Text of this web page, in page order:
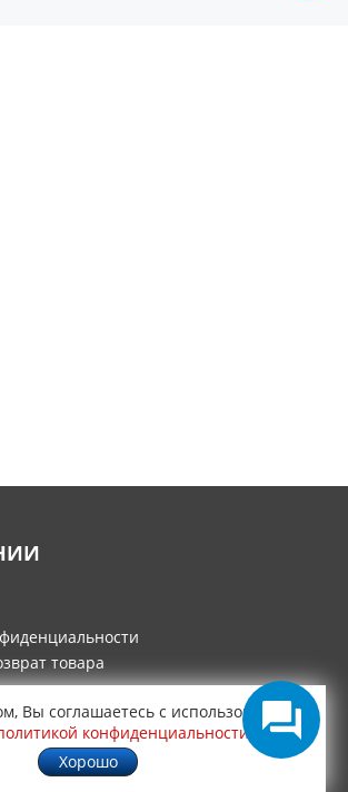
товара
МАГАЗИН
запчастей
Вы соглашаетесь с использованием
конфиденциальности
Хорошо